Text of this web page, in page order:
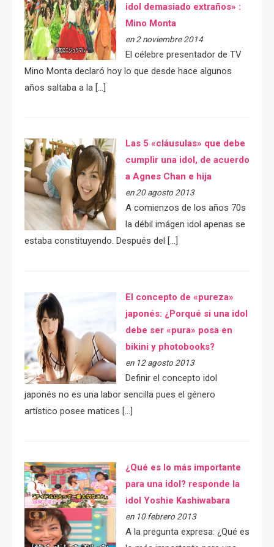
idol demasiado extraños» :
Mino Monta
en 2 noviembre 2014
El célebre presentador de TV
Mino Monta declaró hoy lo que desde hace algunos
años saltaba a la […]
Las 5 «cláusulas» que debe
cumplir una idol, de acuerdo
a Agnes Chan e hija
en 20 agosto 2013
A comienzos de los años 70s
la débil imágen idol apenas se
estaba constituyendo. Después del […]
El concepto de «pureza»
japonés: ¿Porqué si una idol
debe ser «pura» posa en
bikini y photobooks?
en 12 agosto 2013
Definir el concepto idol
japonés no es una labor sencilla pues el género
artístico posee matices […]
¿Qué es lo más importante
para una idol? responde la
idol Yoshie Kashiwabara
en 10 febrero 2013
A la pregunta expresa: ¿Qué es